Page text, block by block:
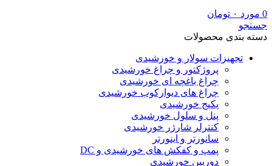
0 مورد ۰ تومان
جستجو
دسته بندی محصولات
تجهیزات سولار و خورشیدی
پروژکتور و چراغ خورشیدی
چراغ باغچه ای خورشیدی
چراغ های دیوارکوب خورشیدی
پکیج خورشیدی
پنل و سلول خورشیدی
کنترلر شارژر خورشیدی
سانورتر و اینورتر
پمپ و کفکش های خورشیدی و DC
دوربین خورشیدی